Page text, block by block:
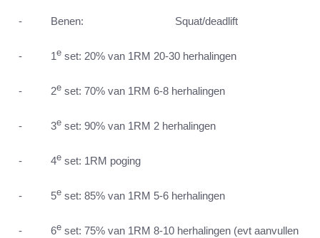
- Benen: Squat/deadlift
- 1e set: 20% van 1RM 20-30 herhalingen
- 2e set: 70% van 1RM 6-8 herhalingen
- 3e set: 90% van 1RM 2 herhalingen
- 4e set: 1RM poging
- 5e set: 85% van 1RM 5-6 herhalingen
- 6e set: 75% van 1RM 8-10 herhalingen (evt aanvullen